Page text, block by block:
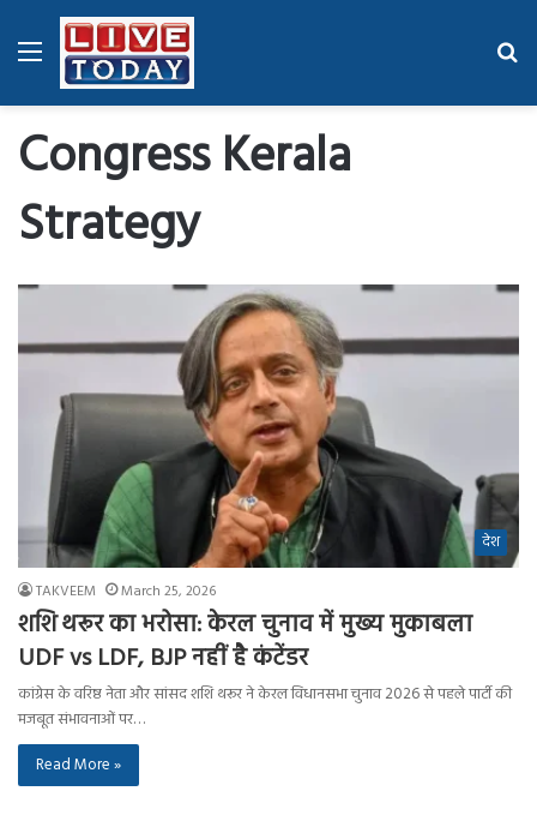
Menu
Congress Kerala
Strategy
देश
TAKVEEM March 25, 2026
शशि थरूर का भरोसा: केरल चुनाव में मुख्य मुकाबला
UDF vs LDF, BJP नहीं है कंटेंडर
कांग्रेस के वरिष्ठ नेता और सांसद शशि थरूर ने केरल विधानसभा चुनाव 2026 से पहले पार्टी की
मजबूत संभावनाओं पर…
Read More »